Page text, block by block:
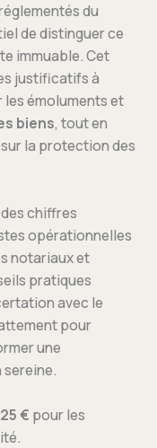
du
de distinguer ce
immuable. Cet
justificatifs à
émoluments et
biens, tout en
sur la protection des
chiffres
opérationnelles
notariaux et
pratiques
avec le
pour
une
€ pour les